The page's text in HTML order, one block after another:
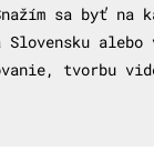
sa byť na
tvorbu